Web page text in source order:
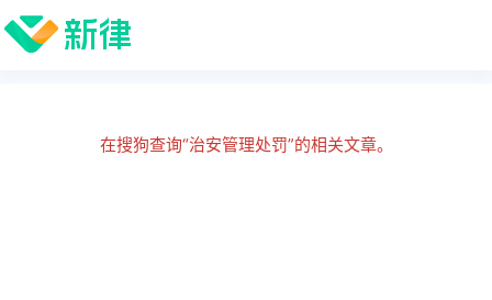
在搜狗查询“治安管理处罚”的相关文章。